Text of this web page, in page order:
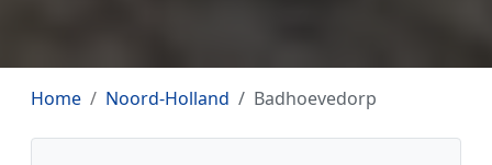
Home Noord-Holland Badhoevedorp